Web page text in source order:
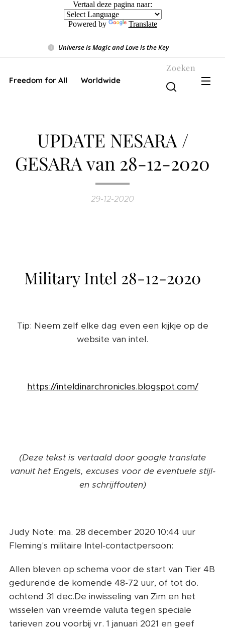
Vertaal deze pagina naar:
Powered by Translate
Universe is Magic and Love is the Key❤️
Freedom for All ❤️ Worldwide
Zoeken
UPDATE NESARA /
GESARA van 28-12-2020
29-12-2020
Military Intel 28-12-2020
Tip: Neem zelf elke dag even een kijkje op de
website van intel.
https://inteldinarchronicles.blogspot.com/
(Deze tekst is vertaald door google translate
vanuit het Engels, excuses voor de eventuele stijl-
en schrijffouten)
Judy Note: ma. 28 december 2020 10:44 uur
Fleming's militaire Intel-contactpersoon:
Allen bleven op schema voor de start van Tier 4B
gedurende de komende 48-72 uur, of tot do.
ochtend 31 dec.De inwisseling van Zim en het
wisselen van vreemde valuta tegen speciale
tarieven zou voorbij vr. 1 januari 2021 en geef